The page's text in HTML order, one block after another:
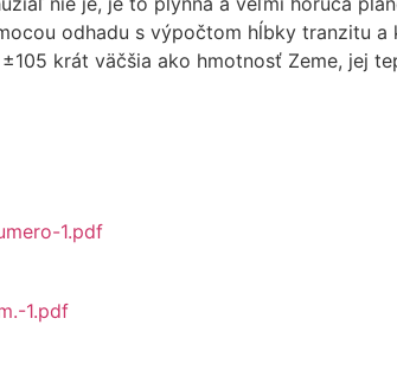
odhadu s výpočtom hĺbky tranzitu
krát väčšia ako hmotnosť Zeme, jej
1.pdf
1.pdf